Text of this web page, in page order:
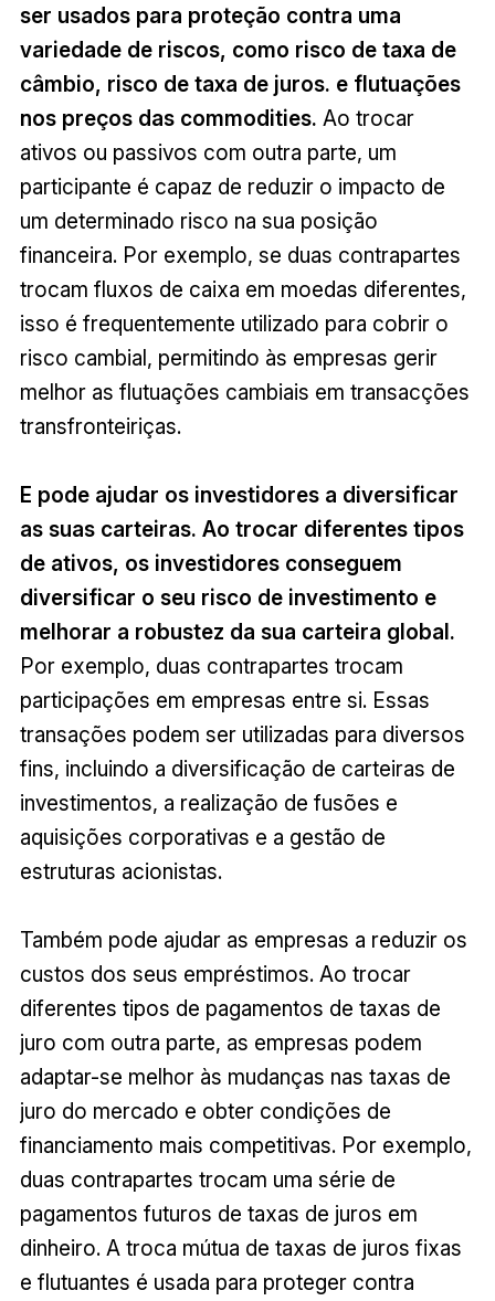
ser usados para proteção contra uma
variedade de riscos, como risco de taxa de
câmbio, risco de taxa de juros. e flutuações
nos preços das commodities. Ao trocar
ativos ou passivos com outra parte, um
participante é capaz de reduzir o impacto de
um determinado risco na sua posição
financeira. Por exemplo, se duas contrapartes
trocam fluxos de caixa em moedas diferentes,
isso é frequentemente utilizado para cobrir o
risco cambial, permitindo às empresas gerir
melhor as flutuações cambiais em transacções
transfronteiriças.
E pode ajudar os investidores a diversificar
as suas carteiras. Ao trocar diferentes tipos
de ativos, os investidores conseguem
diversificar o seu risco de investimento e
melhorar a robustez da sua carteira global.
Por exemplo, duas contrapartes trocam
participações em empresas entre si. Essas
transações podem ser utilizadas para diversos
fins, incluindo a diversificação de carteiras de
investimentos, a realização de fusões e
aquisições corporativas e a gestão de
estruturas acionistas.
Também pode ajudar as empresas a reduzir os
custos dos seus empréstimos. Ao trocar
diferentes tipos de pagamentos de taxas de
juro com outra parte, as empresas podem
adaptar-se melhor às mudanças nas taxas de
juro do mercado e obter condições de
financiamento mais competitivas. Por exemplo,
duas contrapartes trocam uma série de
pagamentos futuros de taxas de juros em
dinheiro. A troca mútua de taxas de juros fixas
e flutuantes é usada para proteger contra